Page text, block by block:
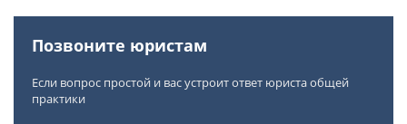
Позвоните юристам
Если вопрос простой и вас устроит ответ юриста общей
практики